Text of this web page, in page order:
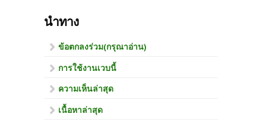
นำทาง
ข้อตกลงร่วม(กรุณาอ่าน)
การใช้งานเวบนี้
ความเห็นล่าสุด
เนื้อหาล่าสุด